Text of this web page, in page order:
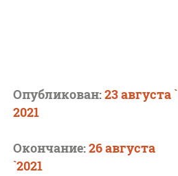
Опубликован:23 августа `
2021
Окончание:26 августа
`2021